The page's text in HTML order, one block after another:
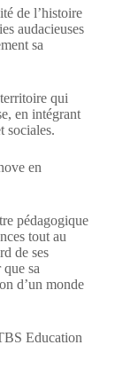
de l’histoire
audacieuses
sa
qui
en intégrant
sociales.
en
pédagogique
tout au
de ses
sa
d’un monde
Education